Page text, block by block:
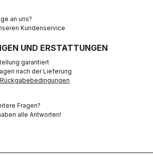
an uns?
Kundenservice
UND ERSTATTUNGEN
garantiert
nach der Lieferung
Fragen?
alle Antworten!